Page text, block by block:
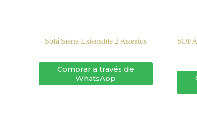
Sofá Sierra Extensible 2 Asientos
Comprar a través de
WhatsApp